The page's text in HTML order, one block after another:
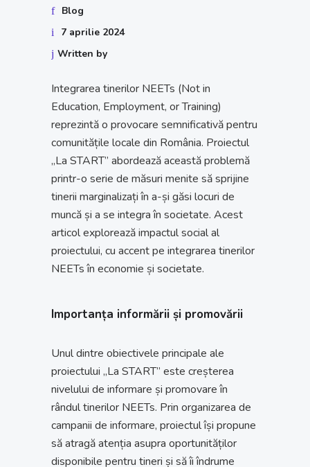
Blog
7 aprilie 2024
Written by
Integrarea tinerilor NEETs (Not in
Education, Employment, or Training)
reprezintă o provocare semnificativă pentru
comunitățile locale din România. Proiectul
„La START” abordează această problemă
printr-o serie de măsuri menite să sprijine
tinerii marginalizați în a-și găsi locuri de
muncă și a se integra în societate. Acest
articol explorează impactul social al
proiectului, cu accent pe integrarea tinerilor
NEETs în economie și societate.
Importanța informării și promovării
Unul dintre obiectivele principale ale
proiectului „La START” este creșterea
nivelului de informare și promovare în
rândul tinerilor NEETs. Prin organizarea de
campanii de informare, proiectul își propune
să atragă atenția asupra oportunităților
disponibile pentru tineri și să îi îndrume